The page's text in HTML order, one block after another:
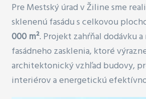
Pre Mestský úrad v Žiline sme
sklenenú fasádu s celkovou
000 m². Projekt zahŕňal dodávku
fasádneho zasklenia, ktoré
architektonický vzhľad budovy,
interiérov a energetickú